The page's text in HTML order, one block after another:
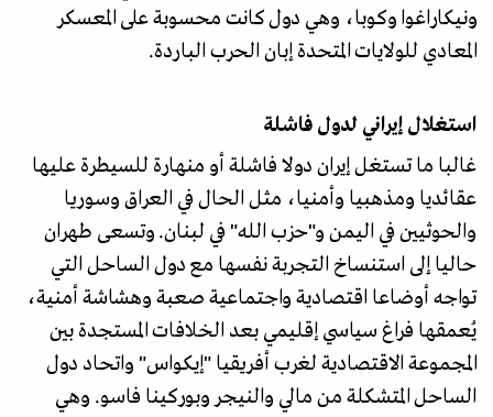
ونيكاراغوا وكوبا، وهي دول كانت محسوبة على المعسكر
المعادي للولايات المتحدة إبان الحرب الباردة.
استغلال إيراني لدول فاشلة
غالبا ما تستغل إيران دولا فاشلة أو منهارة للسيطرة عليها
عقائديا ومذهبيا وأمنيا، مثل الحال في العراق وسوريا
والحوثيين في اليمن و"حزب الله" في لبنان. وتسعى طهران
حاليا إلى استنساخ التجربة نفسها مع دول الساحل التي
تواجه أوضاعا اقتصادية واجتماعية صعبة وهشاشة أمنية،
يُعمقها فراغ سياسي إقليمي بعد الخلافات المستجدة بين
المجموعة الاقتصادية لغرب أفريقيا "إيكواس" واتحاد دول
الساحل المتشكلة من مالي والنيجر وبوركينا فاسو. وهي